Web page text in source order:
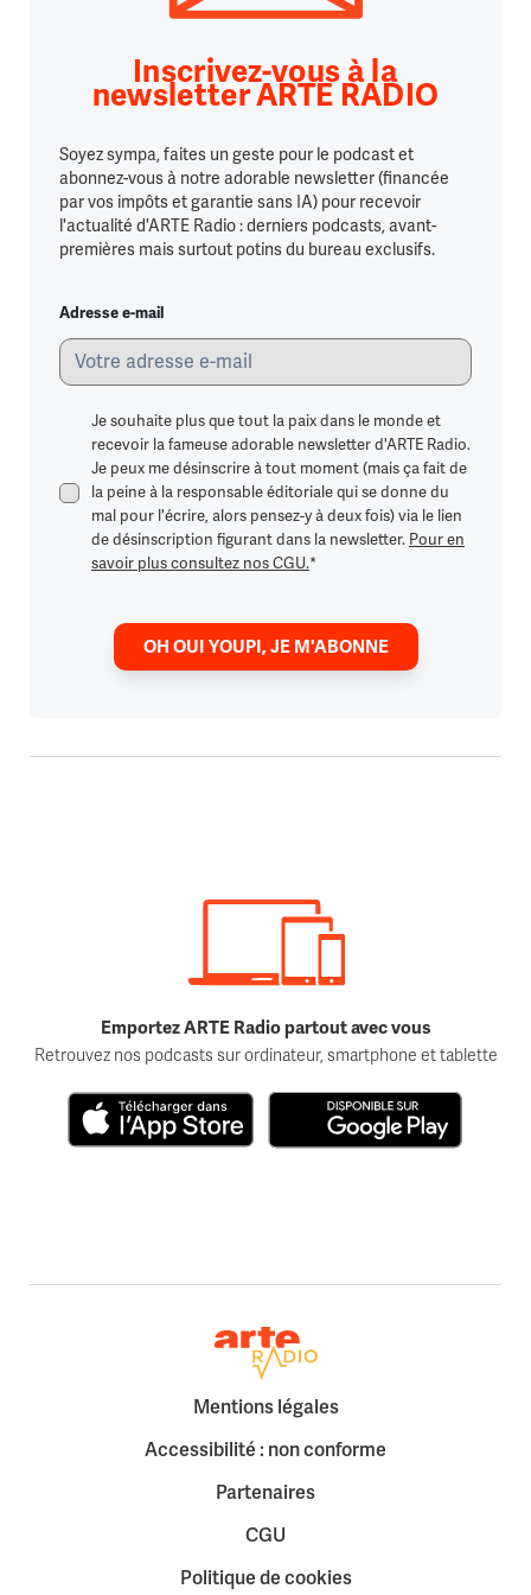
Inscrivez-vous à la
newsletter ARTE RADIO
Soyez sympa, faites un geste pour le podcast et
abonnez-vous à notre adorable newsletter (financée
par vos impôts et garantie sans IA) pour recevoir
l'actualité d'ARTE Radio : derniers podcasts, avant-
premières mais surtout potins du bureau exclusifs.
Adresse e-mail
Je souhaite plus que tout la paix dans le monde et
recevoir la fameuse adorable newsletter d'ARTE Radio.
Je peux me désinscrire à tout moment (mais ça fait de
la peine à la responsable éditoriale qui se donne du
mal pour l'écrire, alors pensez-y à deux fois) via le lien
de désinscription figurant dans la newsletter. Pour en
savoir plus consultez nos CGU.*
OH OUI YOUPI, JE M'ABONNE
Emportez ARTE Radio partout avec vous
Retrouvez nos podcasts sur ordinateur, smartphone et tablette
Retour à la page d'accueil
Mentions légales
Accessibilité : non conforme
Partenaires
CGU
Politique de cookies